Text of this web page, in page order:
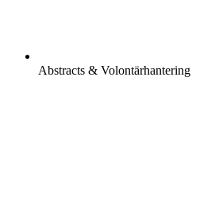
Abstracts & Volontärhantering